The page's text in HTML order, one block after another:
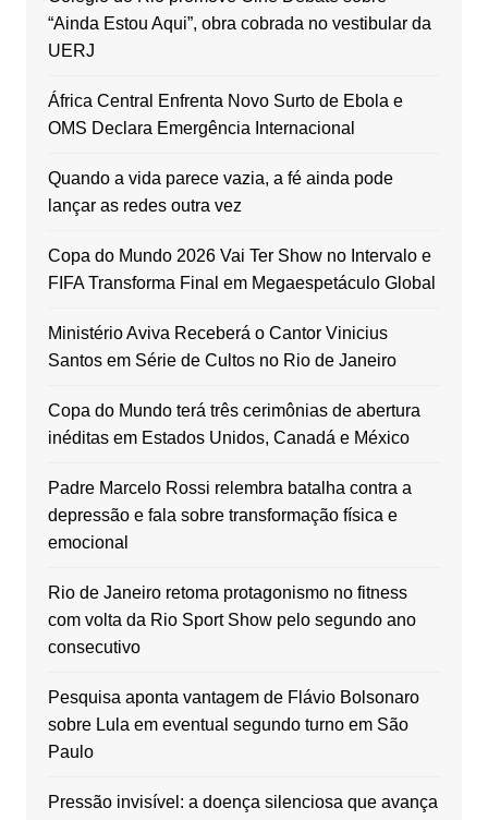
“Ainda Estou Aqui”, obra cobrada no vestibular da
UERJ
África Central Enfrenta Novo Surto de Ebola e
OMS Declara Emergência Internacional
Quando a vida parece vazia, a fé ainda pode
lançar as redes outra vez
Copa do Mundo 2026 Vai Ter Show no Intervalo e
FIFA Transforma Final em Megaespetáculo Global
Ministério Aviva Receberá o Cantor Vinicius
Santos em Série de Cultos no Rio de Janeiro
Copa do Mundo terá três cerimônias de abertura
inéditas em Estados Unidos, Canadá e México
Padre Marcelo Rossi relembra batalha contra a
depressão e fala sobre transformação física e
emocional
Rio de Janeiro retoma protagonismo no fitness
com volta da Rio Sport Show pelo segundo ano
consecutivo
Pesquisa aponta vantagem de Flávio Bolsonaro
sobre Lula em eventual segundo turno em São
Paulo
Pressão invisível: a doença silenciosa que avança